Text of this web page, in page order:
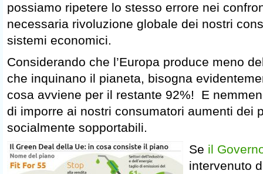
possiamo ripetere lo stesso errore nei
necessaria rivoluzione globale dei nostri
sistemi economici.
Considerando che l’Europa produce meno
che inquinano il pianeta, bisogna
cosa avviene per il restante 92%! E
di imporre ai nostri consumatori aumenti dei
socialmente sopportabili.
Se il
intervenuto